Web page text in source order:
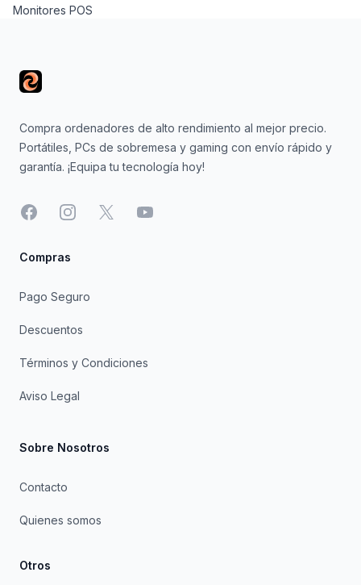
Monitores POS
Compra ordenadores de alto rendimiento al mejor precio.
Portátiles, PCs de sobremesa y gaming con envío rápido y
garantía. ¡Equipa tu tecnología hoy!
FacebookInstagram
X YouTube
Compras
Pago Seguro
Descuentos
Términos y Condiciones
Aviso Legal
Sobre Nosotros
Contacto
Quienes somos
Otros